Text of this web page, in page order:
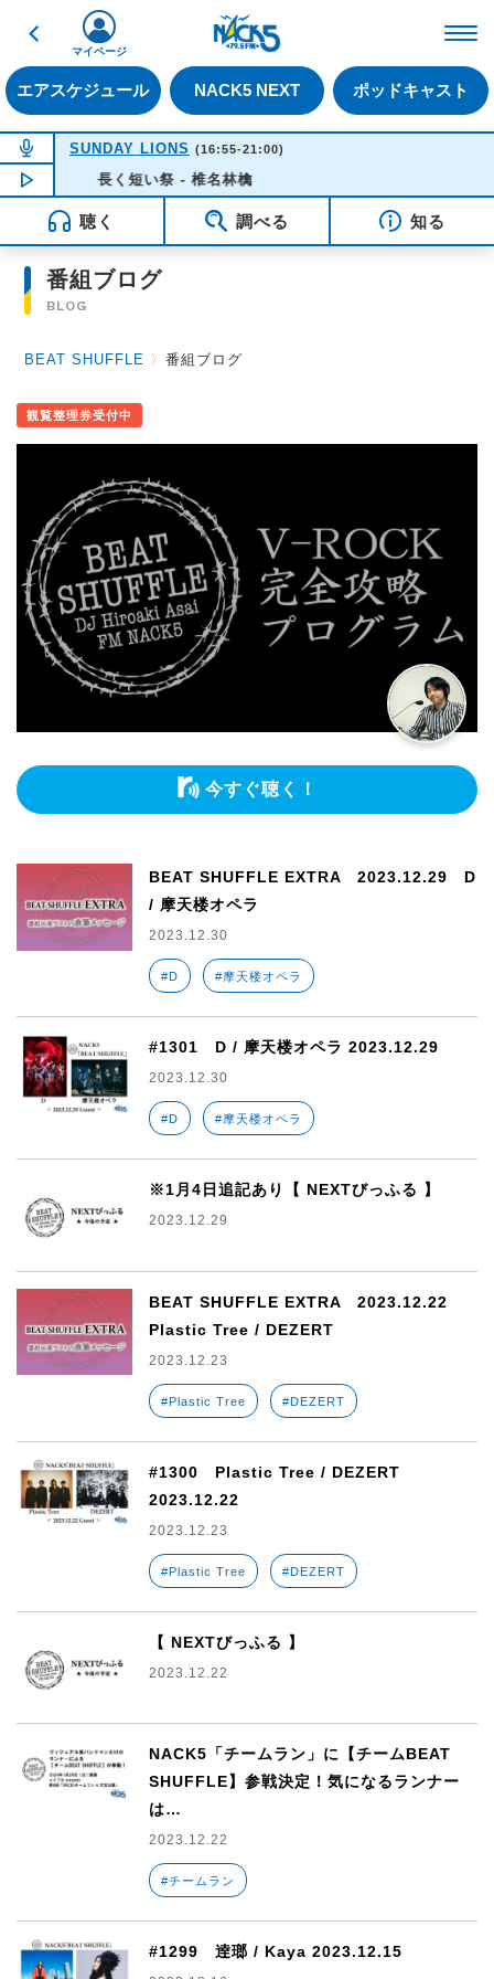
戻る
エアスケジュール NACK5 NEXT ポッドキャスト
マイページ
NOW ON AIR
SUNDAY LIONS (16:55-21:00)
NOW PLAYING16:35
長く短い祭 - 椎名林檎
聴く 調べる 知る
番組ブログ
BLOG
BEAT SHUFFLE 〉番組ブログ
観覧整理券受付中
今すぐ聴く！
BEAT SHUFFLE EXTRA 2023.12.29 D
/ 摩天楼オペラ
2023.12.30
#D #摩天楼オペラ
#1301 D / 摩天楼オペラ 2023.12.29
2023.12.30
#D #摩天楼オペラ
※1月4日追記あり【 NEXTびっふる 】
2023.12.29
BEAT SHUFFLE EXTRA 2023.12.22
Plastic Tree / DEZERT
2023.12.23
#Plastic Tree #DEZERT
#1300 Plastic Tree / DEZERT
2023.12.22
2023.12.23
#Plastic Tree #DEZERT
【 NEXTびっふる 】
2023.12.22
NACK5「チームラン」に【チームBEAT
SHUFFLE】参戦決定！気になるランナー
は…
2023.12.22
#チームラン
#1299 逹瑯 / Kaya 2023.12.15